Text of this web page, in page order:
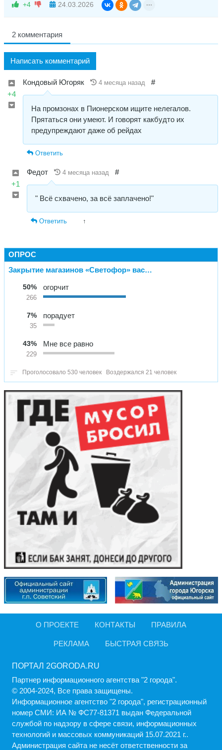
+4 24.03.2026
2 комментария
Написать комментарий
+4
Кондовый Югоряк 4 месяца назад #
На промзонах в Пионерском ищите нелегалов.
Прятаться они умеют. И говорят какбудто их
предупреждают даже об рейдах
Ответить
+1
Федот 4 месяца назад #
" Всё схвачено, за всё заплачено!"
Ответить ↑
ОПРОС
Закрытие магазинов «Светофор» вас…
50%
266
огорчит
7%
35
порадует
43%
229
Мне все равно
Проголосовало 530 человек Воздержался 21 человек
О ПРОЕКТЕ КОНТАКТЫ ПРАВИЛА
РЕКЛАМА БЫСТРАЯ СВЯЗЬ
ПОРТАЛ 2GORODA.RU
Партнер информационного агентства "2 города".
© 2004-2024, Все права защищены.
Информационное агентство "2 города", регистрационный
номер СМИ: ИА № ФС77-81371 выдан Федеральной
службой по надзору в сфере связи, информационных
технологий и массовых коммуникаций 15.07.2021 г..
Администрация cайта не несёт ответственности за